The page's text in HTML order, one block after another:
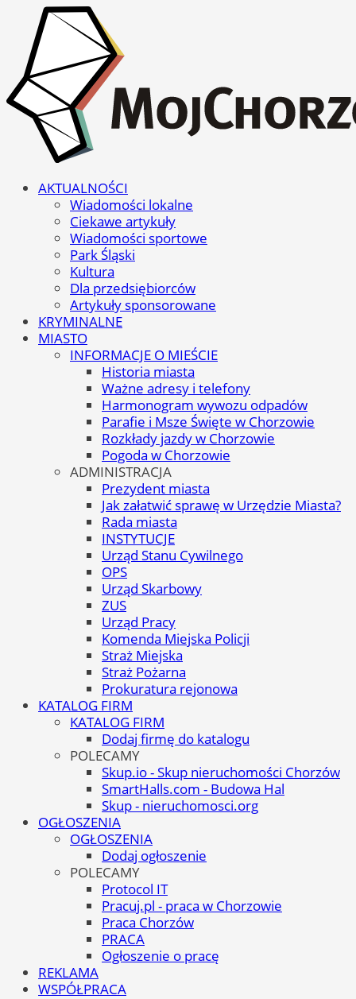
AKTUALNOŚCI
Wiadomości lokalne
Ciekawe artykuły
Wiadomości sportowe
Park Śląski
Kultura
Dla przedsiębiorców
Artykuły sponsorowane
KRYMINALNE
MIASTO
INFORMACJE O MIEŚCIE
Historia miasta
Ważne adresy i telefony
Harmonogram wywozu odpadów
Parafie i Msze Święte w Chorzowie
Rozkłady jazdy w Chorzowie
Pogoda w Chorzowie
ADMINISTRACJA
Prezydent miasta
Jak załatwić sprawę w Urzędzie Miasta?
Rada miasta
INSTYTUCJE
Urząd Stanu Cywilnego
OPS
Urząd Skarbowy
ZUS
Urząd Pracy
Komenda Miejska Policji
Straż Miejska
Straż Pożarna
Prokuratura rejonowa
KATALOG FIRM
KATALOG FIRM
Dodaj firmę do katalogu
POLECAMY
Skup.io - Skup nieruchomości Chorzów
SmartHalls.com - Budowa Hal
Skup - nieruchomosci.org
OGŁOSZENIA
OGŁOSZENIA
Dodaj ogłoszenie
POLECAMY
Protocol IT
Pracuj.pl - praca w Chorzowie
Praca Chorzów
PRACA
Ogłoszenie o pracę
REKLAMA
WSPÓŁPRACA